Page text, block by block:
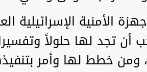
الأمنية الإسرائيلية
أن تجد لها حلولاً
ومن خطط لها وأمر